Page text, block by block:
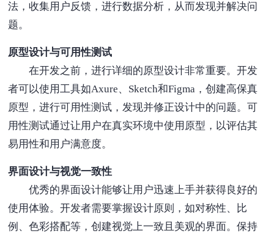
法，收集用户反馈，进行数据分析，从而发现并解决问
题。
原型设计与可用性测试
在开发之前，进行详细的原型设计非常重要。开发
者可以使用工具如Axure、Sketch和Figma，创建高保真
原型，进行可用性测试，发现并修正设计中的问题。可
用性测试通过让用户在真实环境中使用原型，以评估其
易用性和用户满意度。
界面设计与视觉一致性
优秀的界面设计能够让用户迅速上手并获得良好的
使用体验。开发者需要掌握设计原则，如对称性、比
例、色彩搭配等，创建视觉上一致且美观的界面。保持